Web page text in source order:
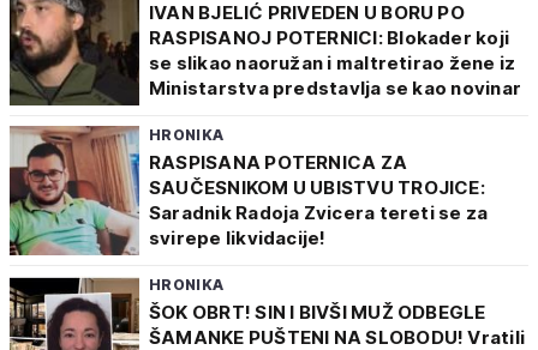
IVAN BJELIĆ PRIVEDEN U BORU PO
RASPISANOJ POTERNICI: Blokader koji
se slikao naoružan i maltretirao žene iz
Ministarstva predstavlja se kao novinar
HRONIKA
RASPISANA POTERNICA ZA
SAUČESNIKOM U UBISTVU TROJICE:
Saradnik Radoja Zvicera tereti se za
svirepe likvidacije!
HRONIKA
ŠOK OBRT! SIN I BIVŠI MUŽ ODBEGLE
ŠAMANKE PUŠTENI NA SLOBODU! Vratili